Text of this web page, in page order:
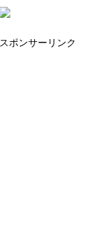
スポンサーリンク